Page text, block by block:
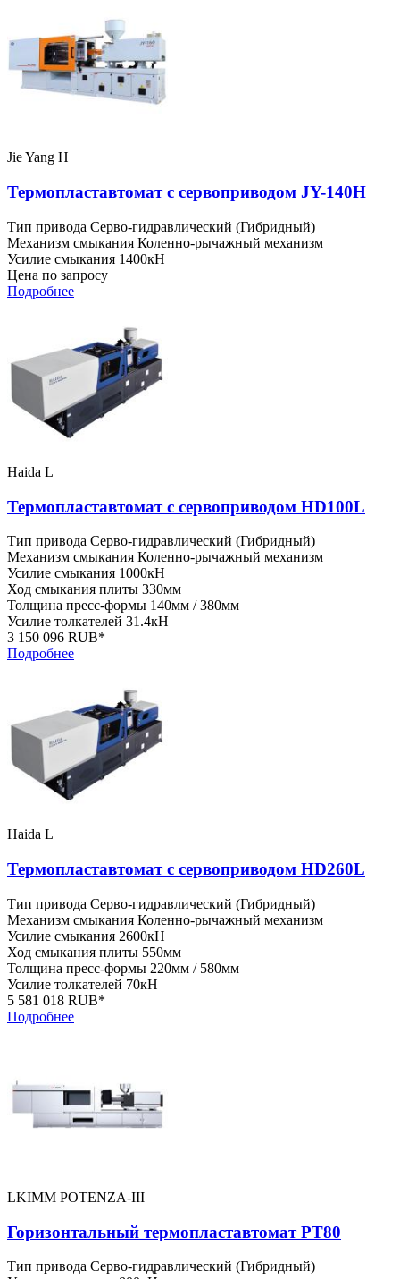
Jie Yang H
Термопластавтомат с сервоприводом JY-140H
Тип привода Серво-гидравлический (Гибридный)
Механизм смыкания Коленно-рычажный механизм
Усилие смыкания 1400кН
Цена по запросу
Подробнее
Haida L
Термопластавтомат с сервоприводом HD100L
Тип привода Серво-гидравлический (Гибридный)
Механизм смыкания Коленно-рычажный механизм
Усилие смыкания 1000кН
Ход смыкания плиты 330мм
Толщина пресс-формы 140мм / 380мм
Усилие толкателей 31.4кН
3 150 096 RUB*
Подробнее
Haida L
Термопластавтомат с сервоприводом HD260L
Тип привода Серво-гидравлический (Гибридный)
Механизм смыкания Коленно-рычажный механизм
Усилие смыкания 2600кН
Ход смыкания плиты 550мм
Толщина пресс-формы 220мм / 580мм
Усилие толкателей 70кН
5 581 018 RUB*
Подробнее
LKIMM POTENZA-III
Горизонтальный термопластавтомат PT80
Тип привода Серво-гидравлический (Гибридный)